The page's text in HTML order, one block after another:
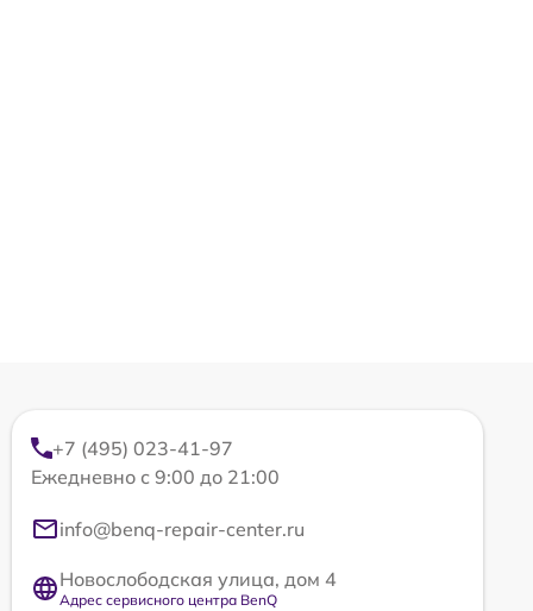
+7 (495) 023-41-97
Ежедневно с 9:00 до 21:00
info@benq-repair-center.ru
Новослободская улица, дом 4
Адрес сервисного центра BenQ